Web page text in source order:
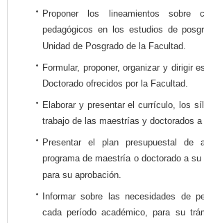
Proponer los lineamientos sobre
pedagógicos en los estudios de
Unidad de Posgrado de la Facultad.
Formular, proponer, organizar y dirigir
Doctorado ofrecidos por la Facultad.
Elaborar y presentar el currículo, los
trabajo de las maestrías y doctorados
Presentar el plan presupuestal de
programa de maestría o doctorado a
para su aprobación.
Informar sobre las necesidades de
cada período académico, para su